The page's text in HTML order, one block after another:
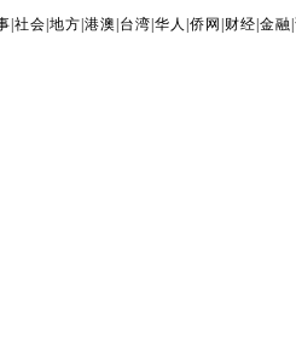
|社会 |地方 |港澳 台湾 |华人 |侨网 财经 |金融 |